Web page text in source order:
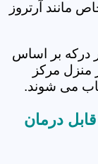
مانند آرتروز
درکه بر اساس
منزل مرکز
می شوند.
قابل درمان